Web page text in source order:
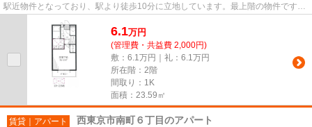
駅近物件となっており、駅より徒歩10分に立地しています。最上階の物件です。
付近に駅が2駅あり、行き先に...
6.1万円
(管理費・共益費 2,000円)
敷：6.1万円｜礼：6.1万円
所在階：2階
間取り：1K
面積：23.59㎡
賃貸｜アパート 西東京市南町６丁目のアパート